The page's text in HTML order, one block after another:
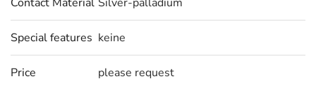
Special features keine
Price please request